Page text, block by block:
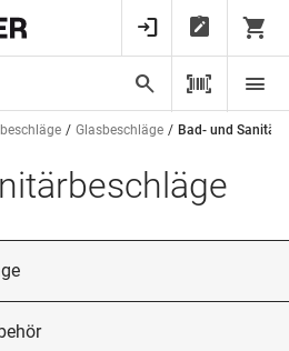
Glasbeschläge Bad- und